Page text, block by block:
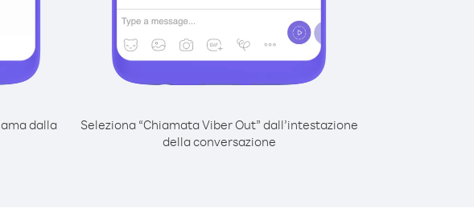
dalla
Seleziona “Chiamata Viber Out” dall’intestazione
della conversazione